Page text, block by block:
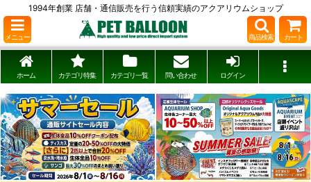
1994年創業 店舗・通信販売を行う信頼実績のアクアリウムショップ
メニュー 商品検索 カート
ホーム カテゴリ特集 カテゴリ一覧 問い合わせ ログイン